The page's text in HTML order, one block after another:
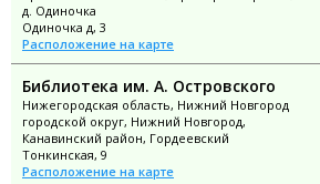
д. Одиночка
Одиночка д, 3
Расположение на карте
Библиотека им. А. Островского
Нижегородская область, Нижний Новгород
городской округ, Нижний Новгород,
Канавинский район, Гордеевский
Тонкинская, 9
Расположение на карте